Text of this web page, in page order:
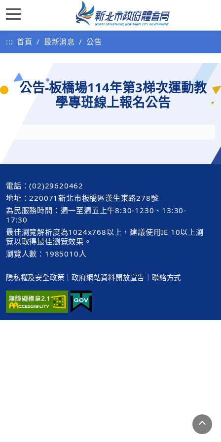
::: 首頁 最新消息 公告
公告-板橋場114年第3梯次運動教
學專班線上報名公告
電話：(02)29620462
地址：220071新北市板橋區漢生東路278號
為民服務時間：週一至週五上午8:30-1230、13:30-
17:30
最佳瀏覽解析度為1024x768以上，建議使用IE 10以上瀏
覽以取得最佳瀏覽效果。
瀏覽人數：1985010人
隱私權及安全政策 ｜政府網站資料開放宣告 ｜聯絡方式